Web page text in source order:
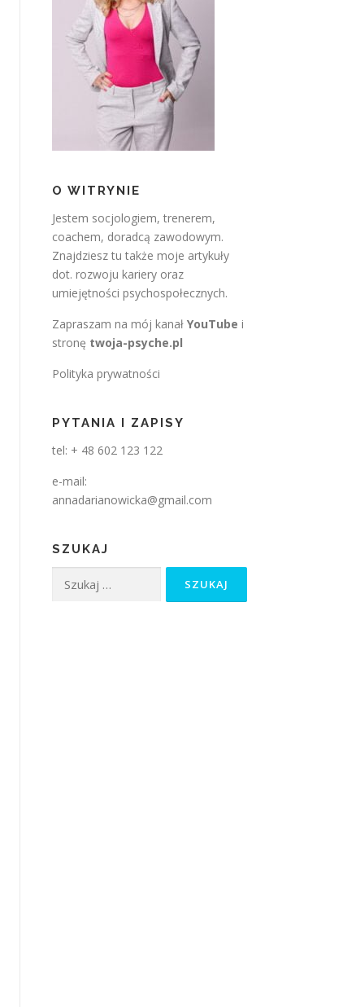
O WITRYNIE
Jestem socjologiem, trenerem,
coachem, doradcą zawodowym.
Znajdziesz tu także moje artykuły
dot. rozwoju kariery oraz
umiejętności psychospołecznych.
Zapraszam na mój kanał YouTube i
stronę twoja-psyche.pl
Polityka prywatności
PYTANIA I ZAPISY
tel: + 48 602 123 122
e-mail:
annadarianowicka@gmail.com
SZUKAJ